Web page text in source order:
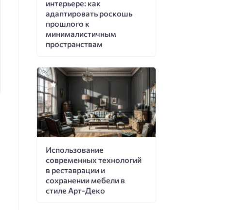
интерьере: как
адаптировать роскошь
прошлого к
минималистичным
пространствам
Использование
современных технологий
в реставрации и
сохранении мебели в
стиле Арт-Деко